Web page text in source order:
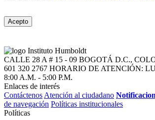
Acepto
CALLE 28 A # 15 - 09 BOGOTÁ D.C.,
601 320 2767 HORARIO DE ATENCIÓN:
8:00 A.M. - 5:00 P.M.
Enlaces de interés
Contáctenos Atención al ciudadano
de navegación Políticas institucionales
Políticas